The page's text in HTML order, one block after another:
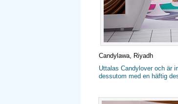
Candylawa, Riyadh
Uttalas Candylover och är
dessutom med en häftig